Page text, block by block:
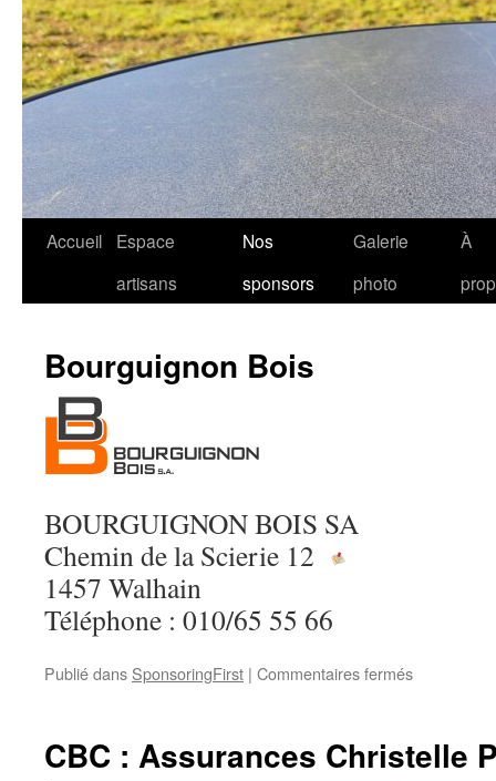
Accueil
Espace
artisans
Nos
sponsors
Galerie
photo
À
Bourguignon Bois
BOURGUIGNON BOIS SA
Chemin de la Scierie 12
1457 Walhain
Téléphone : 010/65 55 66
Publié dans SponsoringFirst | Commentaires ferméssur
CBC : Assurances Christelle